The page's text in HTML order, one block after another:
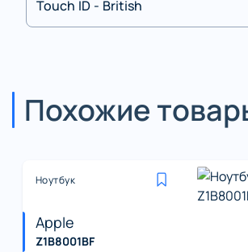
Touch ID - British
Похожие
Ноутбук
Apple
Z1B8001BF